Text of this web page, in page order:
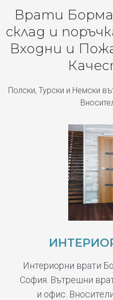
Врати
склад и
Входни и
Полски, Турски и Немски
Интериорни врати
София. Вътрешни
и офис.